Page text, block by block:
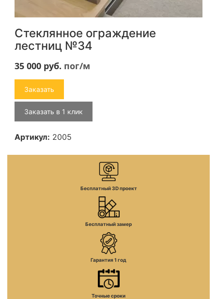
Стеклянное ограждение
лестниц №34
35 000 руб. пог/м
Заказать
Заказать в 1 клик
Артикул: 2005
Бесплатный 3D проект
Бесплатный замер
Гарантия 1 год
Точные сроки